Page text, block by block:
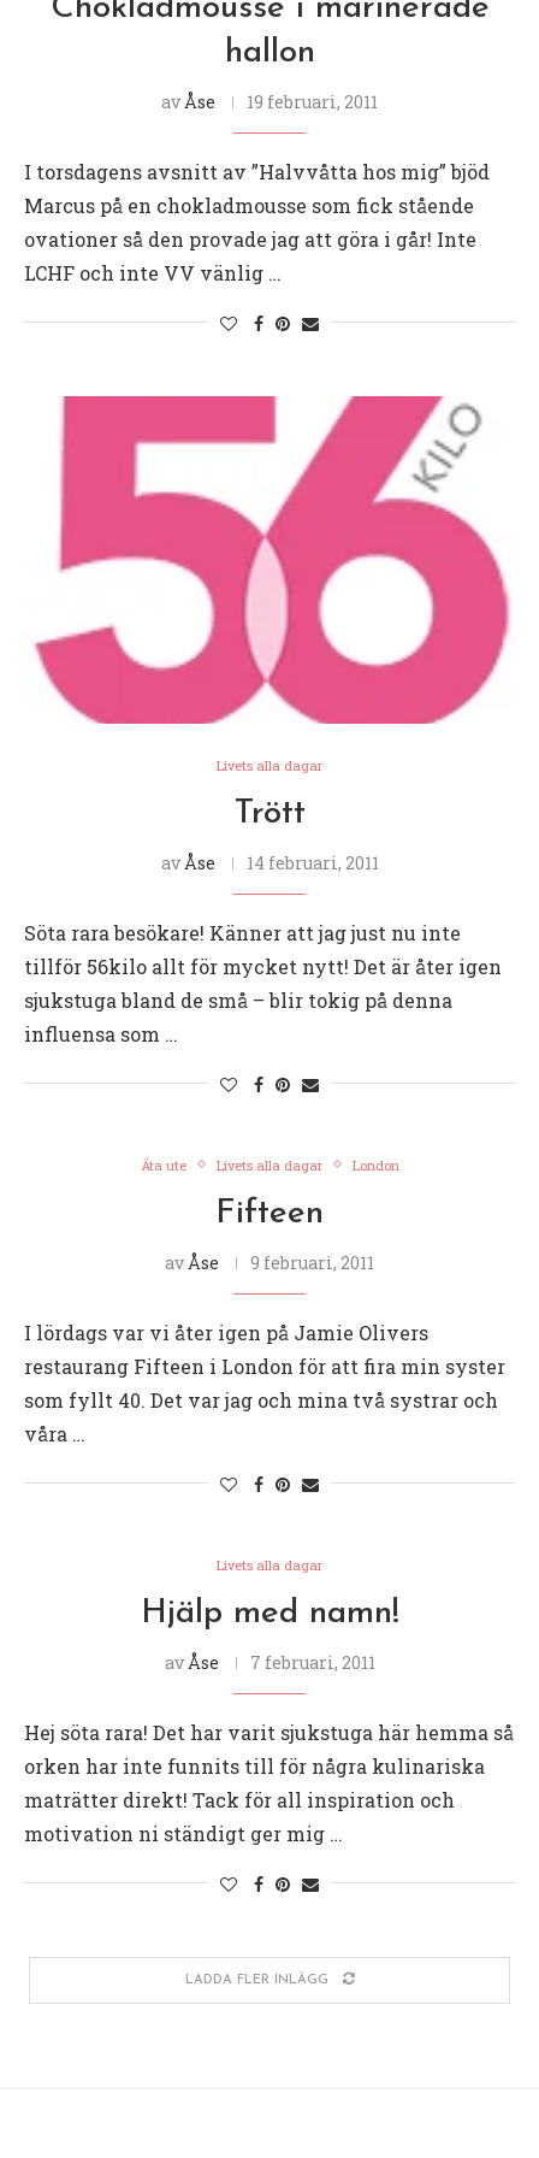
Chokladmousse i marinerade
hallon
av Åse 19 februari, 2011
I torsdagens avsnitt av ”Halvvåtta hos mig” bjöd
Marcus på en chokladmousse som fick stående
ovationer så den provade jag att göra i går! Inte
LCHF och inte VV vänlig …
Livets alla dagar
Trött
av Åse 14 februari, 2011
Söta rara besökare! Känner att jag just nu inte
tillför 56kilo allt för mycket nytt! Det är åter igen
sjukstuga bland de små – blir tokig på denna
influensa som …
Äta ute Livets alla dagar London
Fifteen
av Åse 9 februari, 2011
I lördags var vi åter igen på Jamie Olivers
restaurang Fifteen i London för att fira min syster
som fyllt 40. Det var jag och mina två systrar och
våra …
Livets alla dagar
Hjälp med namn!
av Åse 7 februari, 2011
Hej söta rara! Det har varit sjukstuga här hemma så
orken har inte funnits till för några kulinariska
maträtter direkt! Tack för all inspiration och
motivation ni ständigt ger mig …
LADDA FLER INLÄGG